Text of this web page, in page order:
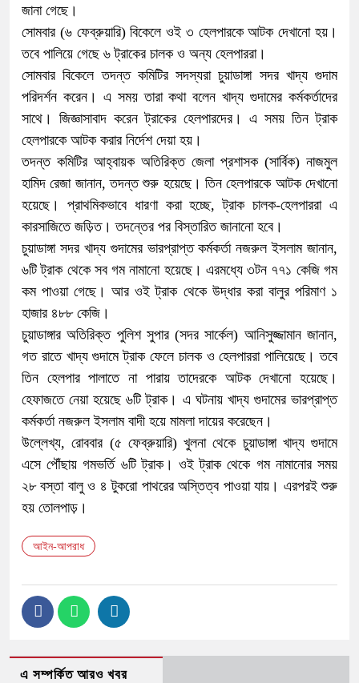
জানা গেছে।
সোমবার (৬ ফেব্রুয়ারি) বিকেলে ওই ৩ হেলপারকে আটক দেখানো হয়।
তবে পালিয়ে গেছে ৬ ট্রাকের চালক ও অন্য হেলপাররা।
সোমবার বিকেলে তদন্ত কমিটির সদস্যরা চুয়াডাঙ্গা সদর খাদ্য গুদাম
পরিদর্শন করেন। এ সময় তারা কথা বলেন খাদ্য গুদামের কর্মকর্তাদের
সাথে। জিজ্ঞাসাবাদ করেন ট্রাকের হেলপারদের। এ সময় তিন ট্রাক
হেলপারকে আটক করার নির্দেশ দেয়া হয়।
তদন্ত কমিটির আহ্বায়ক অতিরিক্ত জেলা প্রশাসক (সার্বিক) নাজমুল
হামিদ রেজা জানান, তদন্ত শুরু হয়েছে। তিন হেলপারকে আটক দেখানো
হয়েছে। প্রাথমিকভাবে ধারণা করা হচ্ছে, ট্রাক চালক-হেলপাররা এ
কারসাজিতে জড়িত। তদন্তের পর বিস্তারিত জানানো হবে।
চুয়াডাঙ্গা সদর খাদ্য গুদামের ভারপ্রাপ্ত কর্মকর্তা নজরুল ইসলাম জানান,
৬টি ট্রাক থেকে সব গম নামানো হয়েছে। এরমধ্যে ৩টন ৭৭১ কেজি গম
কম পাওয়া গেছে। আর ওই ট্রাক থেকে উদ্ধার করা বালুর পরিমাণ ১
হাজার ৪৮৮ কেজি।
চুয়াডাঙ্গার অতিরিক্ত পুলিশ সুপার (সদর সার্কেল) আনিসুজ্জামান জানান,
গত রাতে খাদ্য গুদামে ট্রাক ফেলে চালক ও হেলপাররা পালিয়েছে। তবে
তিন হেলপার পালাতে না পারায় তাদেরকে আটক দেখানো হয়েছে।
হেফাজতে নেয়া হয়েছে ৬টি ট্রাক। এ ঘটনায় খাদ্য গুদামের ভারপ্রাপ্ত
কর্মকর্তা নজরুল ইসলাম বাদী হয়ে মামলা দায়ের করেছেন।
উল্লেখ্য, রোববার (৫ ফেব্রুয়ারি) খুলনা থেকে চুয়াডাঙ্গা খাদ্য গুদামে
এসে পৌঁছায় গমভর্তি ৬টি ট্রাক। ওই ট্রাক থেকে গম নামানোর সময়
২৮ বস্তা বালু ও ৪ টুকরো পাথরের অস্তিত্ব পাওয়া যায়। এরপরই শুরু
হয় তোলপাড়।
আইন-আপরাধ
এ সম্পর্কিত আরও খবর